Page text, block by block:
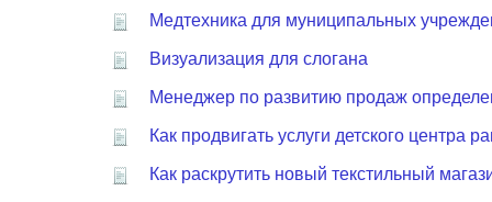
Медтехника для муниципальных
Визуализация для слогана
Менеджер по развитию продаж
Как продвигать услуги детского центра
Как раскрутить новый текстильный